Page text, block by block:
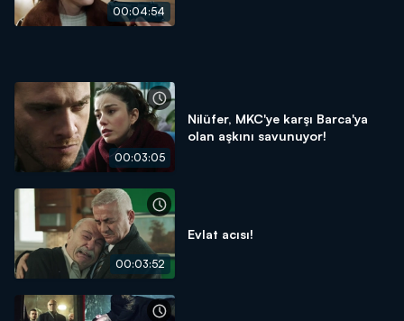
00:04:54
00:03:05
Nilüfer, MKC'ye karşı Barca'ya
olan aşkını savunuyor!
00:03:52
Evlat acısı!